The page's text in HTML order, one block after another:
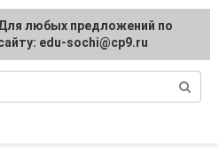
зарубежья
любых предложений по
edu-sochi@cp9.ru